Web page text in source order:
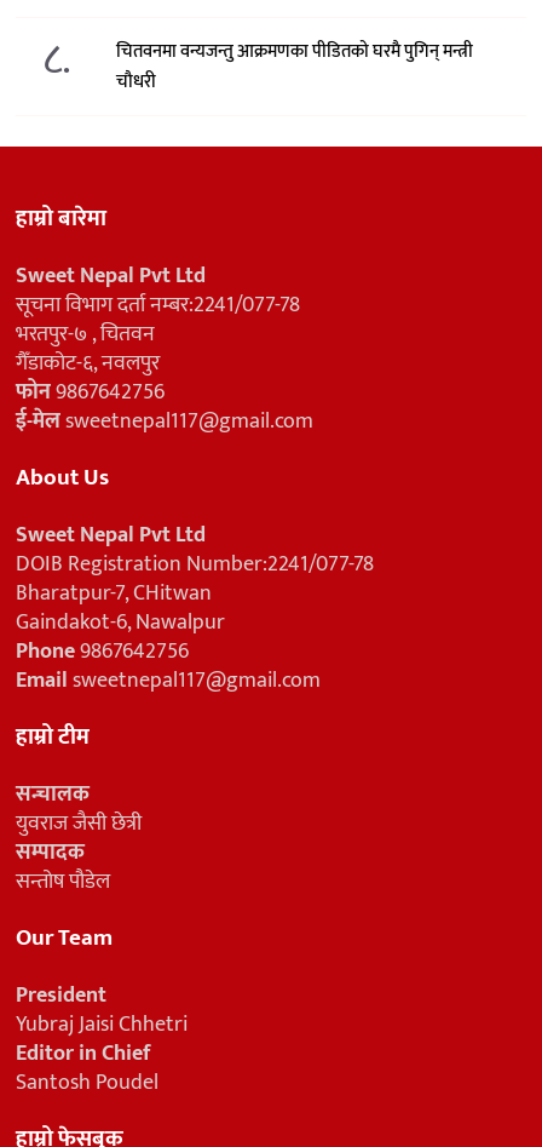
८.
चितवनमा वन्यजन्तु आक्रमणका पीडितको घरमै पुगिन् मन्त्री
चौधरी
हाम्रो बारेमा
Sweet Nepal Pvt Ltd
सूचना विभाग दर्ता नम्बर:2241/077-78
भरतपुर-७ , चितवन
गैँडाकोट-६, नवलपुर
फोन9867642756
ई-मेलsweetnepal117@gmail.com
About Us
Sweet Nepal Pvt Ltd
DOIB Registration Number:2241/077-78
Bharatpur-7, CHitwan
Gaindakot-6, Nawalpur
Phone9867642756
Emailsweetnepal117@gmail.com
हाम्रो टीम
सन्चालक
युवराज जैसी छेत्री
सम्पादक
सन्तोष पौडेल
Our Team
President
Yubraj Jaisi Chhetri
Editor in Chief
Santosh Poudel
हाम्रो फेसबुक